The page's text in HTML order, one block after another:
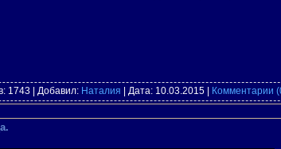
1743 | Добавил: Наталия | Дата: 10.03.2015 Комментарии